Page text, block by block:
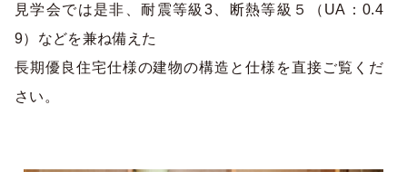
見学会では是非、耐震等級3、断熱等級５（UA：0.4
9）などを兼ね備えた
長期優良住宅仕様の建物の構造と仕様を直接ご覧くだ
さい。